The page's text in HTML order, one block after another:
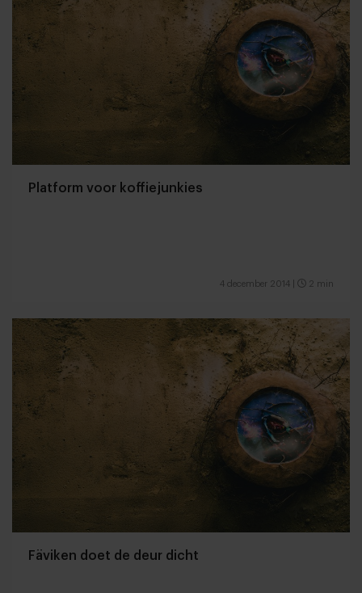
Platform voor koffiejunkies
4 december 2014 2 min
Fäviken doet de deur dicht